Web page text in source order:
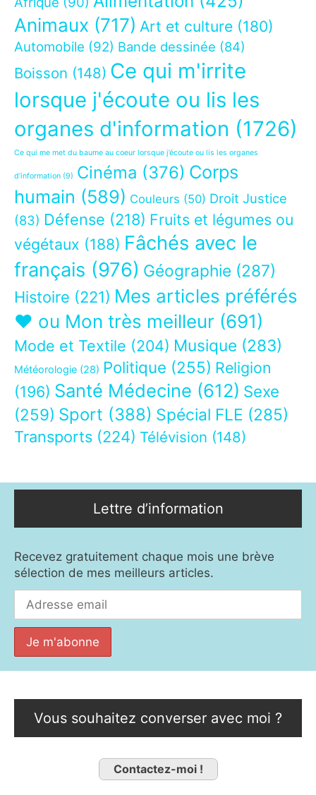
Animaux (717) Art et culture (180)
Automobile (92) Bande dessinée (84)
Boisson (148) Ce qui m'irrite
lorsque j'écoute ou lis les
organes d'information (1726)
Ce qui me met du baume au coeur lorsque j’écoute ou lis les organes
d’information (9) Cinéma (376) Corps
humain (589) Couleurs (50) Droit Justice
(83) Défense (218) Fruits et légumes ou
végétaux (188) Fâchés avec le
français (976) Géographie (287)
Histoire (221) Mes articles préférés
❤ ou Mon très meilleur (691)
Mode et Textile (204) Musique (283)
Météorologie (28) Politique (255) Religion
(196) Santé Médecine (612) Sexe
(259) Sport (388) Spécial FLE (285)
Transports (224) Télévision (148)
Lettre d’information
Recevez gratuitement chaque mois une brève
sélection de mes meilleurs articles.
Vous souhaitez converser avec moi ?
Contactez-moi !